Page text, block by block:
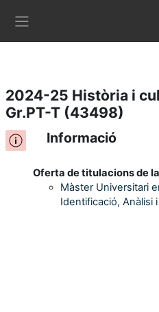
Ves al contingut principal
2024-25 Història i
Gr.PT-T (43498)
Informació
Oferta de titulacions de
Màster Universitari
Identificació, Anàlisi